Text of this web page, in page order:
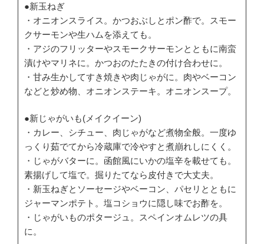
●新玉ねぎ
・オニオンスライス。かつおぶしとポン酢で。スモー
クサーモンや生ハムを添えても。
・アジのフリッターやスモークサーモンとともに南蛮
漬けやマリネに。かつおのたたきの付け合わせに。
・甘み生かしてすき焼きや肉じゃがに。肉やベーコン
などと炒め物、オニオンステーキ。オニオンスープ。
●新じゃがいも(メイクイーン)
・カレー、シチュー、肉じゃがなど煮物全般。一度ゆ
っくり茹でてから冷蔵庫で冷やすと煮崩れしにくく。
・じゃがバターに。函館風にいかの塩辛を載せても。
素揚げして塩で。掘りたてなら皮付きで大丈夫。
・新玉ねぎとソーセージやベーコン、パセリとともに
ジャーマンポテト。塩コショウに隠し味でお酢を。
・じゃがいものポタージュ。スペインオムレツの具
に。